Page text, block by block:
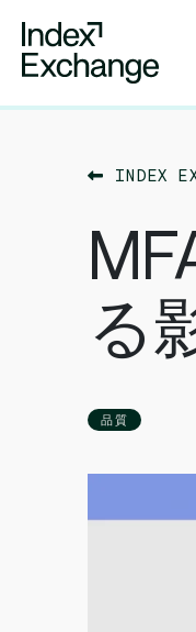
Index Exchange
INDEX
る
品質